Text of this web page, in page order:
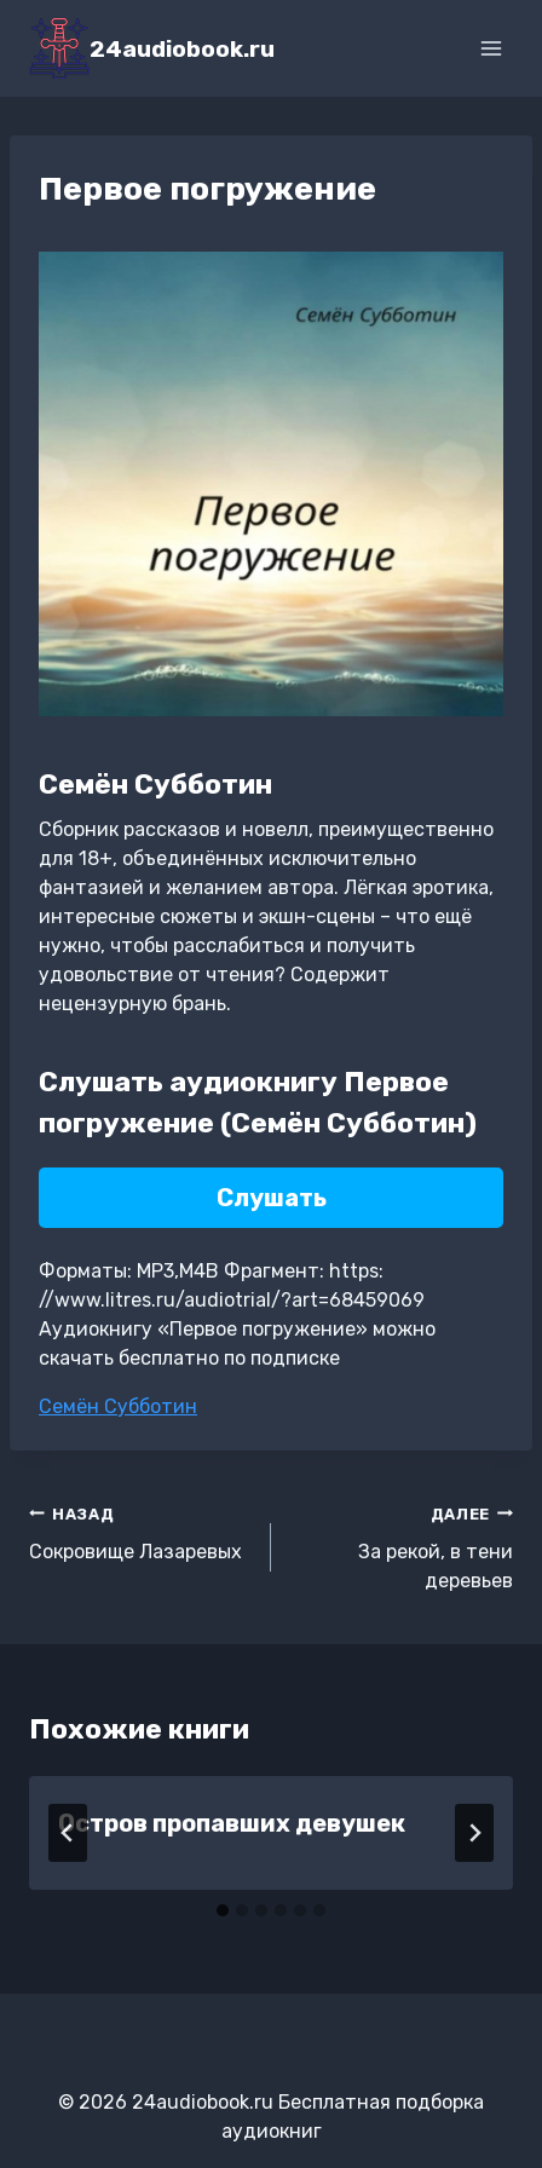
Перейти
содержимому
24audiobook.ru
Первое погружение
Семён Субботин
Сборник рассказов и новелл, преимущественно
для 18+, объединённых исключительно
фантазией и желанием автора. Лёгкая эротика,
интересные сюжеты и экшн-сцены – что ещё
нужно, чтобы расслабиться и получить
удовольствие от чтения? Содержит
нецензурную брань.
Слушать аудиокнигу Первое
погружение (Семён Субботин)
Слушать
Форматы: MP3,M4B Фрагмент: https:
//www.litres.ru/audiotrial/?art=68459069
Аудиокнигу «Первое погружение» можно
скачать бесплатно по подписке
Метки
Семён Субботин
Навигация
по
НАЗАД
Сокровище Лазаревых
ДАЛЕЕ
За рекой, в тени
деревьев
Похожие книги
Остров пропавших девушек
© 2026 24audiobook.ru Бесплатная подборка
аудиокниг